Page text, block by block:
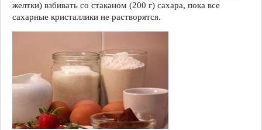
желтки) взбивать со стаканом (200 г) сахара, пока все
сахарные кристаллики не растворятся.